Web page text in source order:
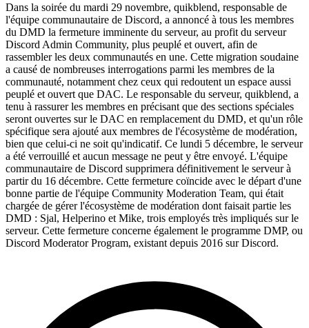
Dans la soirée du mardi 29 novembre, quikblend, responsable de
l'équipe communautaire de Discord, a annoncé à tous les membres
du DMD la fermeture imminente du serveur, au profit du serveur
Discord Admin Community, plus peuplé et ouvert, afin de
rassembler les deux communautés en une. Cette migration soudaine
a causé de nombreuses interrogations parmi les membres de la
communauté, notamment chez ceux qui redoutent un espace aussi
peuplé et ouvert que DAC. Le responsable du serveur, quikblend, a
tenu à rassurer les membres en précisant que des sections spéciales
seront ouvertes sur le DAC en remplacement du DMD, et qu'un rôle
spécifique sera ajouté aux membres de l'écosystème de modération,
bien que celui-ci ne soit qu'indicatif. Ce lundi 5 décembre, le serveur
a été verrouillé et aucun message ne peut y être envoyé. L'équipe
communautaire de Discord supprimera définitivement le serveur à
partir du 16 décembre. Cette fermeture coïncide avec le départ d'une
bonne partie de l'équipe Community Moderation Team, qui était
chargée de gérer l'écosystème de modération dont faisait partie les
DMD : Sjal, Helperino et Mike, trois employés très impliqués sur le
serveur. Cette fermeture concerne également le programme DMP, ou
Discord Moderator Program, existant depuis 2016 sur Discord.